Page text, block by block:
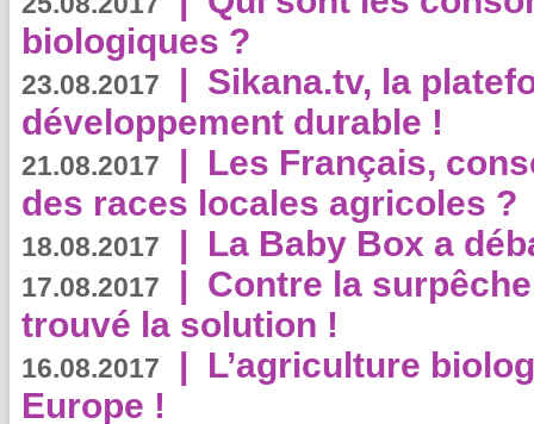
biologiques ?
23.08.2017 | Sikana.tv, la
développement durable !
21.08.2017 | Les Français,
des races locales agricoles ?
18.08.2017 | La Baby Box a
17.08.2017 | Contre la
trouvé la solution !
16.08.2017 | L’agriculture
Europe !